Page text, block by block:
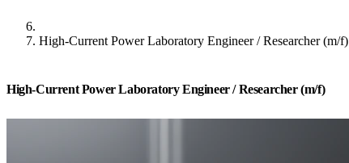
High-Current Power Laboratory Engineer / Researcher (m/f)
High-Current Power Laboratory Engineer / Researcher (m/f)